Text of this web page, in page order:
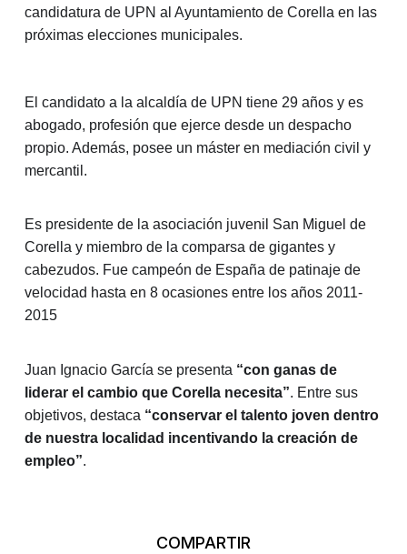
candidatura de UPN al Ayuntamiento de Corella en las
próximas elecciones municipales.
El candidato a la alcaldía de UPN tiene 29 años y es
abogado, profesión que ejerce desde un despacho
propio. Además, posee un máster en mediación civil y
mercantil.
Es presidente de la asociación juvenil San Miguel de
Corella y miembro de la comparsa de gigantes y
cabezudos. Fue campeón de España de patinaje de
velocidad hasta en 8 ocasiones entre los años 2011-
2015
Juan Ignacio García se presenta “con ganas de
liderar el cambio que Corella necesita”. Entre sus
objetivos, destaca “conservar el talento joven dentro
de nuestra localidad incentivando la creación de
empleo”.
COMPARTIR